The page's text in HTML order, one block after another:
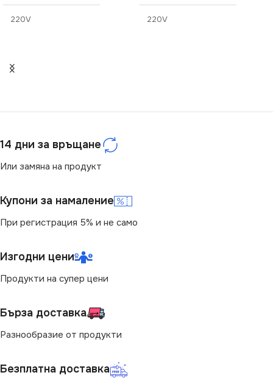
220V 220V
14 дни за връщане
Или замяна на продукт
Купони за намаление
При регистрация 5% и не само
Изгодни цени
Продукти на супер цени
Бърза доставка
Разнообразие от продукти
Безплатна доставка